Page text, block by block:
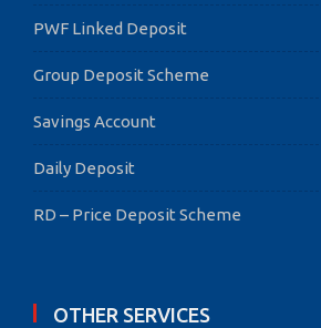
PWF Linked Deposit
Group Deposit Scheme
Savings Account
Daily Deposit
RD – Price Deposit Scheme
OTHER SERVICES